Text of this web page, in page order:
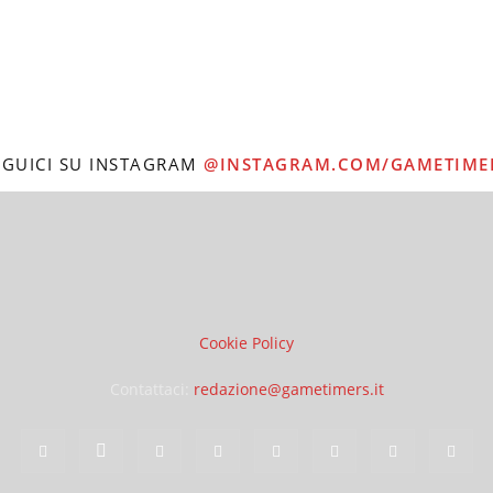
SU INSTAGRAM @INSTAGRAM.COM/
Cookie Policy
redazione@gametimers.it